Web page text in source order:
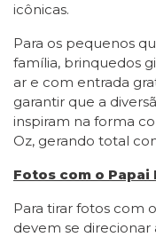
icônicas.
Para os pequenos
família, brinquedos
ar e com entrada
garantir que a
inspiram na forma
Oz, gerando total
Fotos com o Papai
Para tirar fotos com
devem se direcionar